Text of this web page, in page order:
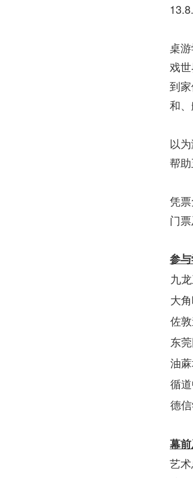
桌
戏
到
和
以
帮
凭
门
参
九
大
佐
东
油
循
德
幕
艺